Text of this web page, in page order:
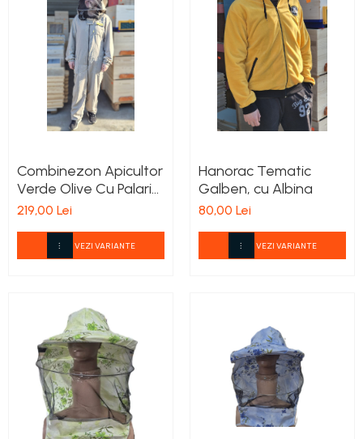
Combinezon Apicultor
Verde Olive Cu Palarie
Inclusa
219,00 Lei
VEZI VARIANTE
Hanorac Tematic
Galben, cu Albina
80,00 Lei
VEZI VARIANTE